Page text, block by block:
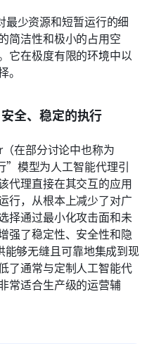
少资源和短暂运行的细
简洁性和极小的占用空
它在极度有限的环境中以
全、稳定的执行
在部分讨论中也称为
模型为人工智能代理引
代理直接在其交互的应用
行，从根本上减少了对广
择通过最小化攻击面和未
强了稳定性、安全性和隐
够无缝且可靠地集成到现
了通常与定制人工智能代
常适合生产级的运营辅